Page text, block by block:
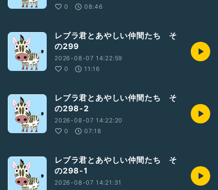
0
08:46
レブラ君とあやしい仲間たち そ
の299
2026-08-07 14:22:59
0
11:16
レブラ君とあやしい仲間たち そ
の298-2
2026-08-07 14:22:20
0
07:18
レブラ君とあやしい仲間たち そ
の298-1
2026-08-07 14:21:31